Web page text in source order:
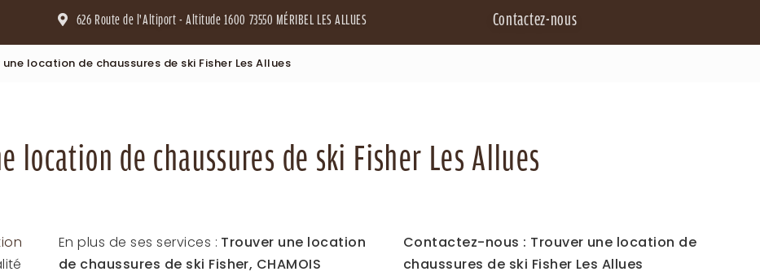
626 Route de l'Altiport - Altitude 1600 73550 MÉRIBEL LES ALLUES Contactez-nous
une location de chaussures de ski Fisher Les Allues
location de chaussures de ski Fisher Les Allues
En plus de ses services : Trouver une location
de chaussures de ski Fisher, CHAMOIS
Contactez-nous : Trouver une location de
chaussures de ski Fisher Les Allues